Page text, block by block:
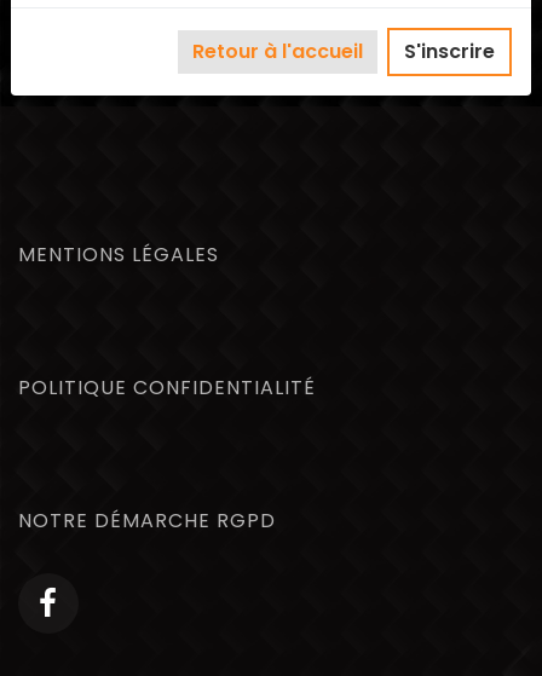
Retour à l'accueil S'inscrire
MENTIONS LÉGALES
POLITIQUE CONFIDENTIALITÉ
NOTRE DÉMARCHE RGPD